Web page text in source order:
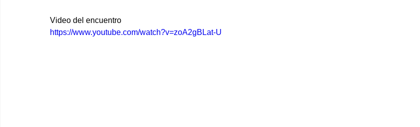
Video del encuentro
https://www.youtube.com/watch?v=zoA2gBLat-U